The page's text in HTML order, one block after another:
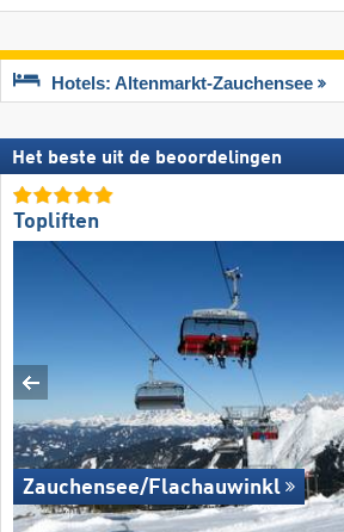
Hotels: Altenmarkt-Zauchensee
Het beste uit de beoordelingen
Topliften
Zauchensee/​Flachauwinkl